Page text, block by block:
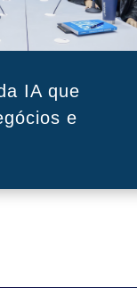
IA que
e